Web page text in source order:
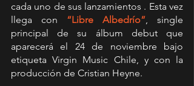
cada uno de sus lanzamientos . Esta vez
llega con “Libre Albedrío”, single
principal de su álbum debut que
aparecerá el 24 de noviembre bajo
etiqueta Virgin Music Chile, y con la
producción de Cristian Heyne.